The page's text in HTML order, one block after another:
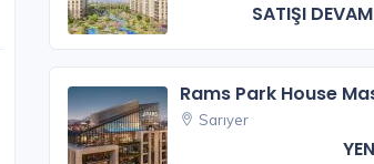
SATIŞI
Rams Park House
Sarıyer